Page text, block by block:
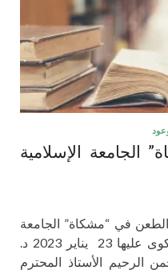
الجامعة الإسلامية
في “مشكاة” الجامعة
الإسلامية بأمريكا الشمالية والشكوى عليها 23 يناير 2023 د.
الرحيم الأستاذ المحترم